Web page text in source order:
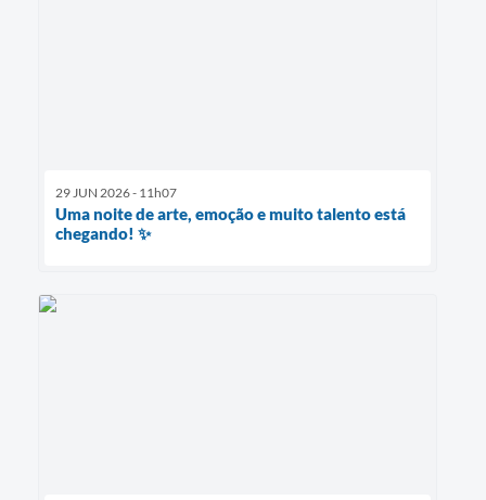
29 JUN 2026 - 11h07
Uma noite de arte, emoção e muito talento está
chegando! ✨